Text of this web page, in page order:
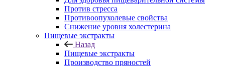
Против стресса
Противоопухолевые свойства
Снижение уровня холестерина
Пищевые экстракты
Назад
Пищевые экстракты
Производство пряностей